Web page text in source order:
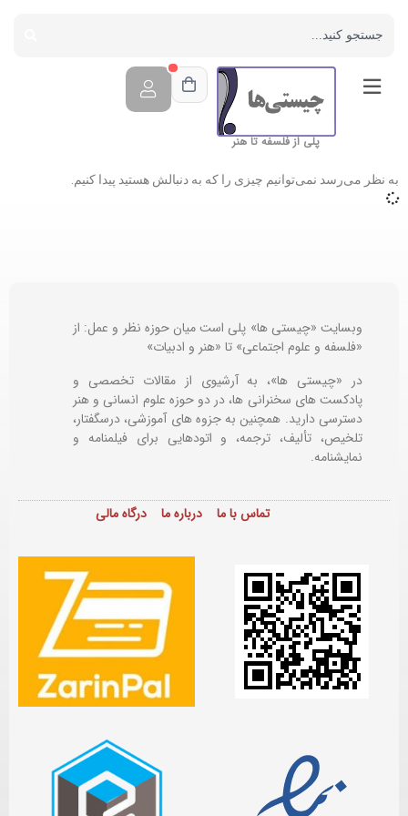
پلی از فلسفه تا هنر
به نظر می‌رسد نمی‌توانیم چیزی را که به دنبالش هستید پیدا کنیم.
وبسایت «چیستی ها» پلی است میان حوزه نظر و عمل: از
«فلسفه و علوم اجتماعی» تا «هنر و ادبیات»
در «چیستی ها»، به آرشیوی از مقالات تخصصی و
پادکست های سخنرانی ها، در دو حوزه علوم انسانی و هنر
دسترسی دارید. همچنین به جزوه های آموزشی، درسگفتار،
تلخیص، تألیف، ترجمه، و اتودهایی برایفیلمنامه و
نمایشنامه.
تماس با ما درباره ما درگاه مالی